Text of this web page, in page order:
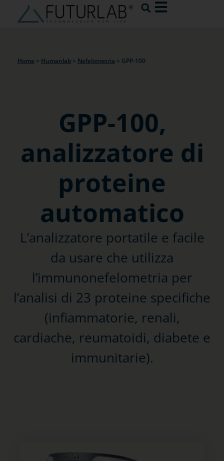
Home > Humanlab > Nefelometria > GPP-100
GPP-100,
analizzatore di
proteine
automatico
L’analizzatore portatile e facile
da usare che utilizza
l’immunonefelometria per
l’analisi di 23 proteine specifiche
(infiammatorie, renali,
cardiache, reumatoidi, diabete e
immunitarie).